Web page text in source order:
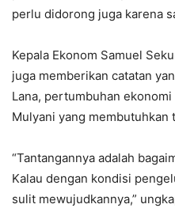
perlu didorong juga karena
Kepala Ekonom Samuel
juga memberikan catatan
Lana, pertumbuhan
Mulyani yang membutuhkan
“Tantangannya adalah
Kalau dengan kondisi
sulit mewujudkannya,”